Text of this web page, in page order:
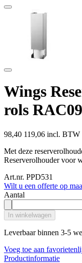
Wings
rols
98,40 119,06 incl. BTW
Met deze
Reserverolhouder voor
Art.nr. PPD531
Wilt u een offerte op
Aantal
In winkelwagen
Leverbaar binnen 3-5
Voeg toe aan
Productinformatie